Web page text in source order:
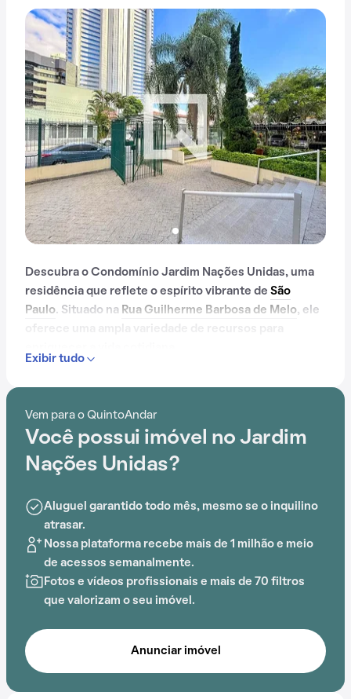
Descubra o Condomínio Jardim Nações Unidas, uma
residência que reflete o espírito vibrante de São
Paulo. Situado na Rua Guilherme Barbosa de Melo, ele
Com portaria 24 horas, elevador, academia, quadra
o Condomínio Jardim Nações Unidas é ideal para
quem busca conforto e entretenimento.
Jardim,
Terminal E.T. Água Espraiada
, Estação Vila
Olímpia, Reserva Ecológica do Morumbi e Shopping
Vila Olímpia adiciona praticidade a essa experiência.
Exibir tudo
Vem para o QuintoAndar
Você possui imóvel no Jardim
Nações Unidas?
Aluguel garantido todo mês, mesmo se o inquilino
atrasar.
Nossa plataforma recebe mais de 1 milhão e meio
de acessos semanalmente.
Fotos e vídeos profissionais e mais de 70 filtros
que valorizam o seu imóvel.
Anunciar imóvel